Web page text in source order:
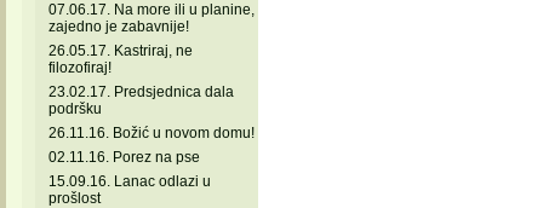
07.06.17. Na more ili u planine,
zajedno je zabavnije!
26.05.17. Kastriraj, ne
filozofiraj!
23.02.17. Predsjednica dala
podršku
26.11.16. Božić u novom domu!
02.11.16. Porez na pse
15.09.16. Lanac odlazi u
prošlost